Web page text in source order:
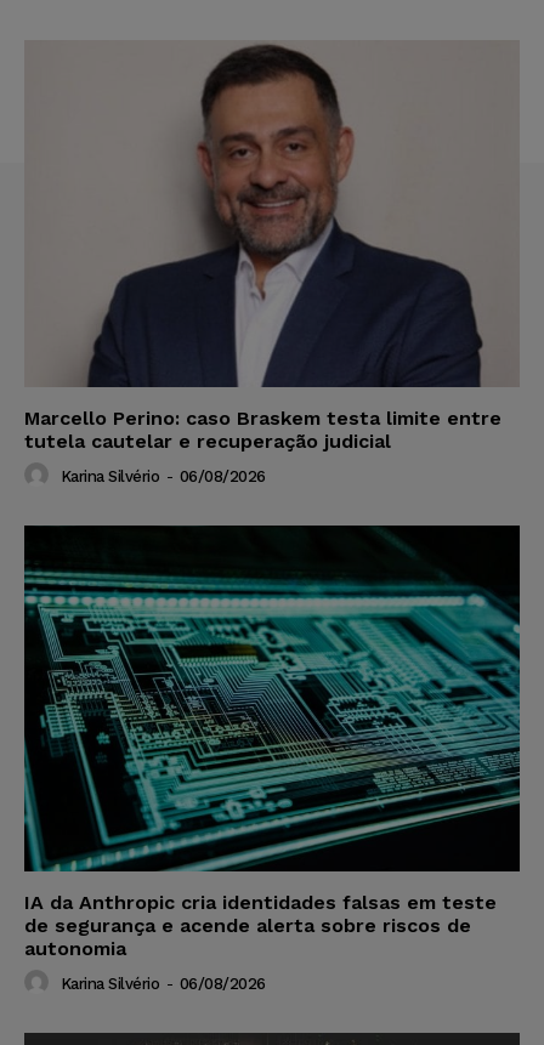
Marcello Perino: caso Braskem testa limite entre
tutela cautelar e recuperação judicial
Karina Silvério - 06/08/2026
IA da Anthropic cria identidades falsas em teste
de segurança e acende alerta sobre riscos de
autonomia
Karina Silvério - 06/08/2026